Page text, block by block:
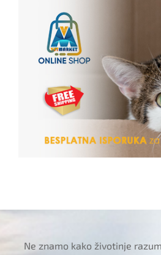
Ne znamo kako životinje